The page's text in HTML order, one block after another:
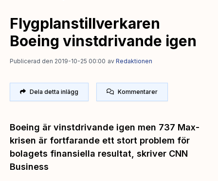
Flygplanstillverkaren
Boeing vinstdrivande igen
Publicerad den 2019-10-25 00:00 av Redaktionen
Dela detta inlägg Kommentarer
Boeing är vinstdrivande igen men 737 Max-
krisen är fortfarande ett stort problem för
bolagets finansiella resultat, skriver CNN
Business